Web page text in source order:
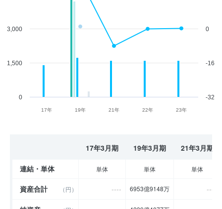
17年 19年 21年 22年 23年
0
1,500
3,000
-32
-16
0
17年3月期 19年3月期 21年3月期
連結・単体 単体 単体 単体
資産合計 （円） ---- 6953億9148万 ----